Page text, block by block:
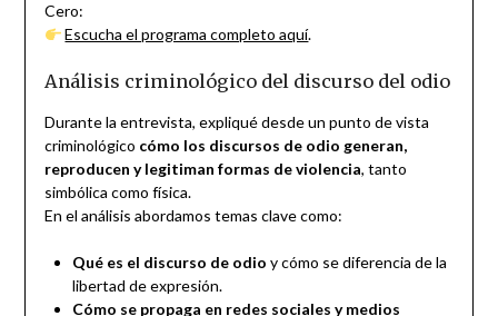
Cero:
Escucha el programa completo aquí.
Análisis criminológico del discurso del odio
Durante la entrevista, expliqué desde un punto de vista
criminológico cómo los discursos de odio generan,
reproducen y legitiman formas de violencia, tanto
simbólica como física.
En el análisis abordamos temas clave como:
Qué es el discurso de odio y cómo se diferencia de la
libertad de expresión.
Cómo se propaga en redes sociales y medios